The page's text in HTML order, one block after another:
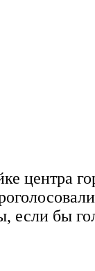
центра
если бы